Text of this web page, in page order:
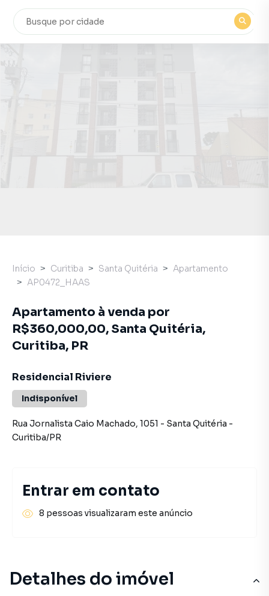
Detalhes do imóvel
Início Curitiba Santa Quitéria
Apartamento
AP0472_HAAS
Apartamento à venda por
R$360,000,00, Santa Quitéria,
Curitiba, PR
Residencial Riviere
Indisponível
Rua Jornalista Caio Machado, 1051 - Santa Quitéria -
Curitiba/PR
Entrar em contato
8 pessoas visualizaram este anúncio